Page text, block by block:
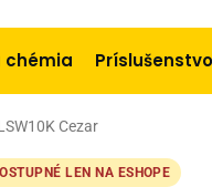
chémia Príslušenstvo
Cezar
LEN NA ESHOPE